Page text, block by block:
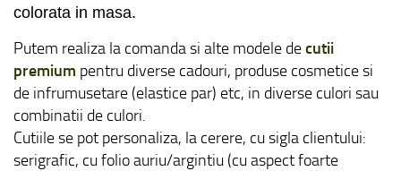
colorata in masa.
Putem realiza la comandasi alte modele decutii
premium pentru diverse cadouri, produse cosmetice si
de infrumusetare (elastice par) etc, in diverse culori sau
combinatii de culori.
Cutiilese pot personaliza, la cerere, cu sigla clientului:
serigrafic, cu folio auriu/argintiu (cu aspect foarte